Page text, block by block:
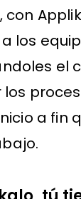
con
los
el
a fin